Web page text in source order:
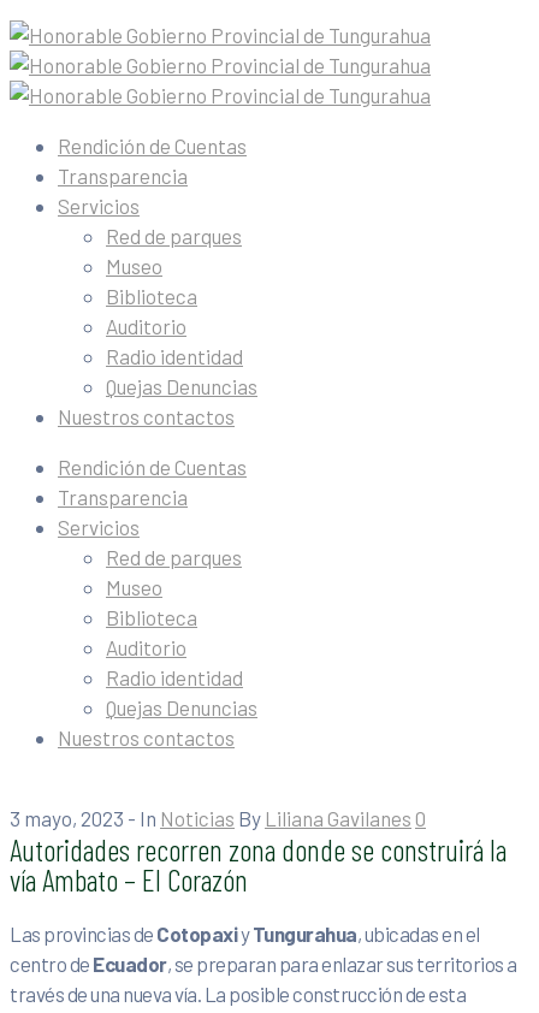
Rendición de Cuentas
Transparencia
Servicios
Red de parques
Museo
Biblioteca
Auditorio
Radio identidad
Quejas Denuncias
Nuestros contactos
Rendición de Cuentas
Transparencia
Servicios
Red de parques
Museo
Biblioteca
Auditorio
Radio identidad
Quejas Denuncias
Nuestros contactos
3 mayo, 2023 - In Noticias By Liliana Gavilanes 0
Autoridades recorren zona donde se construirá la
vía Ambato – El Corazón
Las provincias de CotopaxiyTungurahua, ubicadas en el
centro de Ecuador, se preparan para enlazar sus territorios a
través de una nueva vía. La posible construcción de esta